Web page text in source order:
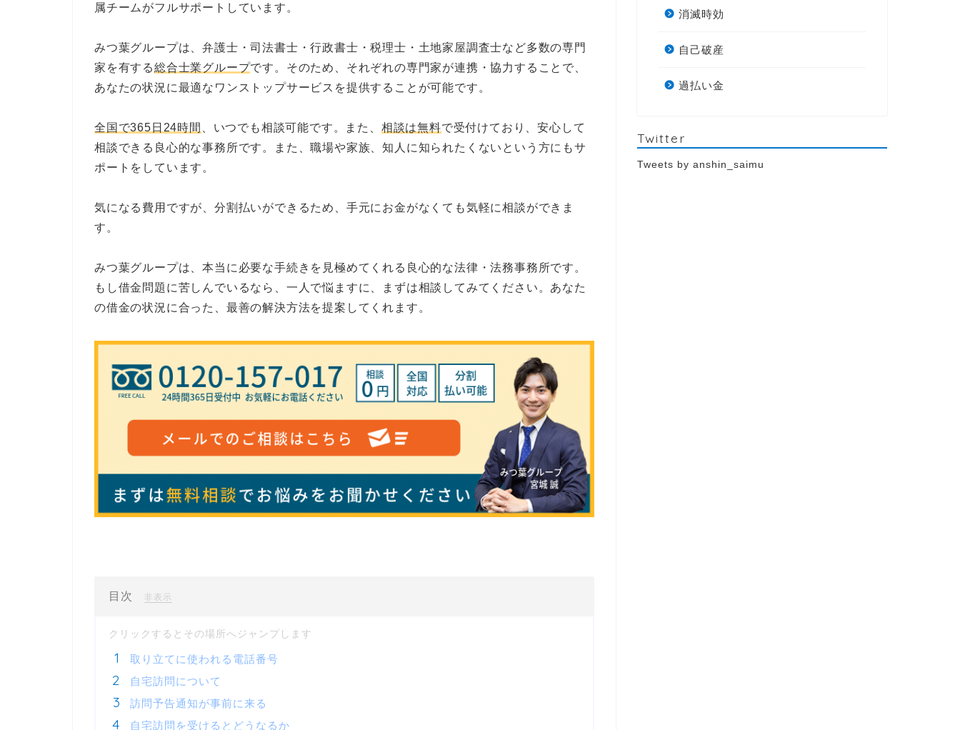
属チームがフルサポートしています。
みつ葉グループは、弁護士・司法書士・行政書士・税理士・土地家屋調査士など多数の専門
家を有する総合士業グループです。そのため、それぞれの専門家が連携・協力することで、
あなたの状況に最適なワンストップサービスを提供することが可能です。
全国で365日24時間 、いつでも相談可能です。また、 相談は無料で受付けており、安心して
相談できる良心的な事務所です。また、職場や家族、知人に知られたくないという方にもサ
ポートをしています。
気になる費用ですが、分割払いができるため、手元にお金がなくても気軽に相談ができま
す。
みつ葉グループは、本当に必要な手続きを見極めてくれる良心的な法律・法務事務所です。
もし借金問題に苦しんでいるなら、一人で悩ますに、まずは相談してみてください。あなた
の借金の状況に合った、最善の解決方法を提案してくれます。
目次 非表示
取り立てに使われる電話番号
自宅訪問について
訪問予告通知が事前に来る
自宅訪問を受けるとどうなるか
消滅時効
自己破産
過払い金
Twitter
Tweets by anshin_saimu